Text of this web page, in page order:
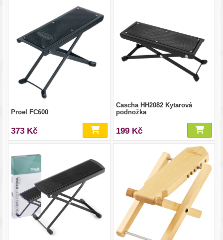
Proel FC600
373 Kč
Cascha HH2082 Kytarová
podnožka
199 Kč